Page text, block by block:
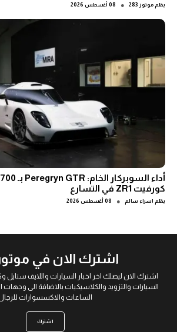
بقلم موتور 283 ● 08 أغسطس 2026
كورفيت ZR1 في التسارع
بقلم اسراء سالم ● 08 أغسطس 2026
اشترك الان في موتور
اشترك الان ليصلك اخر اخبار السيارات واللايف ستايل
السيارات والتزويد والكلاسيكيات بالاضافة الى
الساعات والاكسسوارات
اشترك